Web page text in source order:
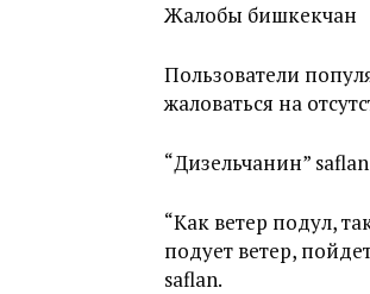
Жалобы бишкекчан
Пользователи
жаловаться на
“Дизельчанин”
“Как ветер подул,
подует ветер,
saflan.